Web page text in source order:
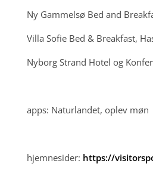
Ny Gammelsø Bed and
Villa Sofie Bed & Breakfast,
Nyborg Strand Hotel og
apps: Naturlandet, oplev møn
hjemnesider: https://